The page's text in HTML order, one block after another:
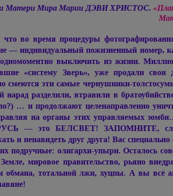
Матери МираМарии ДЭВИ ХРИСТОС.
во время процедуры
— индивидуальный пожизненный номер,
выключить из жизни.
«систему Зверь», уже продали
смеются эти самые чернушники-
нарад разделили, втравили в
… и продолжают целенаправленно
на органы этих управляемых
— это БЕЛСВЕТ! ЗАПОМНИТЕ,
и ненавидеть друг друга! Вас
подручные: олигархи-упыри. Осталось
мировое правительство, рьяно
обмана, тотальной лжи, хуцпы. А вы всё